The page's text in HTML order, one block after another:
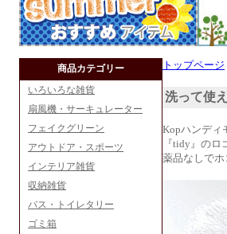
商品カテゴリー
いろいろな雑貨
扇風機・サーキュレーター
フェイクグリーン
アウトドア・スポーツ
インテリア雑貨
収納雑貨
バス・トイレタリー
ゴミ箱
トップページ
洗って使
Kopハンディ
『tidy』の
薬品なしで